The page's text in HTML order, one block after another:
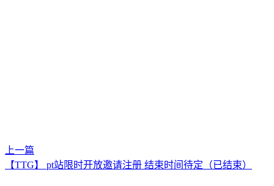
上一篇
【TTG】 pt站限时开放邀请注册 结束时间待定（已结束）